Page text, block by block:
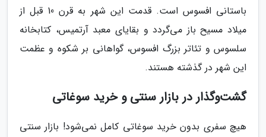
باستانی افسوس است. قدمت این شهر به قرن 10 قبل از
میلاد مسیح باز می‌گردد و بقایای معبد آرتمیس، کتابخانه
سلسوس و تئاتر بزرگ افسوس، گواهانی بر شکوه و عظمت
این شهر در گذشته هستند.
گشت‌وگذار در بازار سنتی و خرید سوغاتی
هیچ سفری بدون خرید سوغاتی کامل نمی‌شود! بازار سنتی